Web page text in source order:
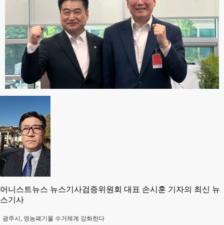
어니스트뉴스 뉴스기사검증위원회 대표 손시훈 기자의 최신 뉴
스기사
광주시, 영농폐기물 수거체계 강화한다